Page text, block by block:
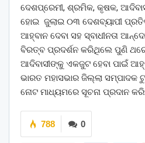
ଦେଶପ୍ରେମୀ, ଶ୍ରମିକ, କୃଷକ,
ହୋଇ ଜୁଲାଇ ୦୩ ଦେଶବ୍ୟାପୀ
ଆହ୍ବାନ ଦେବା ସହ ସ୍ବାଧୀନତା
ବିରତ୍ବ ପ୍ରଦର୍ଶନ କରିଥିଲେ ପୁଣି
ଆଦିବାସୀଙ୍କୁ ଏକଜୁଟ ହେବା ପାଇଁ
ଭାରତ ମହାସଭାର ଜିଲ୍ଲା
ନୋଟ ମାଧ୍ୟମରେ ସୂଚନା ପ୍ରଦାନ
0
788